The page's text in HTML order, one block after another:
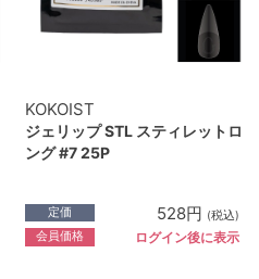
KOKOIST
ジェリップ STL スティレットロ
ング #7 25P
定価 528円 (税込)
会員価格 ログイン後に表示